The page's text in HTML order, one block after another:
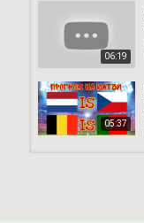
06:19
05:37